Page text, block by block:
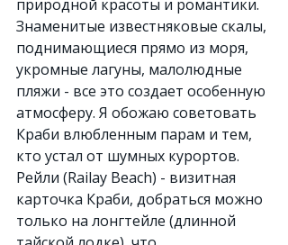
природной красоты и романтики.
Знаменитые известняковые скалы,
поднимающиеся прямо из моря,
укромные лагуны, малолюдные
пляжи - все это создает особенную
атмосферу. Я обожаю советовать
Краби влюбленным парам и тем,
кто устал от шумных курортов.
Рейли (Railay Beach) - визитная
карточка Краби, добраться можно
только на лонгтейле (длинной